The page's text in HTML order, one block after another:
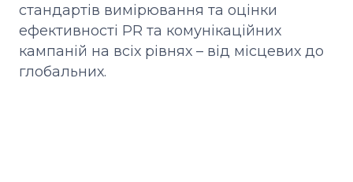
стандартів вимірювання та оцінки
ефективності PR та комунікаційних
кампаній на всіх рівнях – від місцевих до
глобальних.